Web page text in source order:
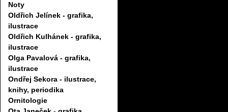
Noty
Oldřich Jelínek - grafika,
ilustrace
Oldřich Kulhánek - grafika,
ilustrace
Olga Pavalová - grafika,
ilustrace
Ondřej Sekora - ilustrace,
knihy, periodika
Ornitologie